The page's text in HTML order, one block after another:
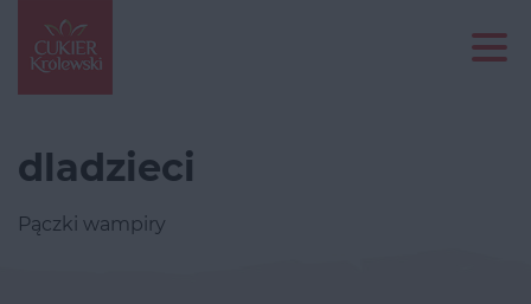
dladzieci
Pączki wampiry